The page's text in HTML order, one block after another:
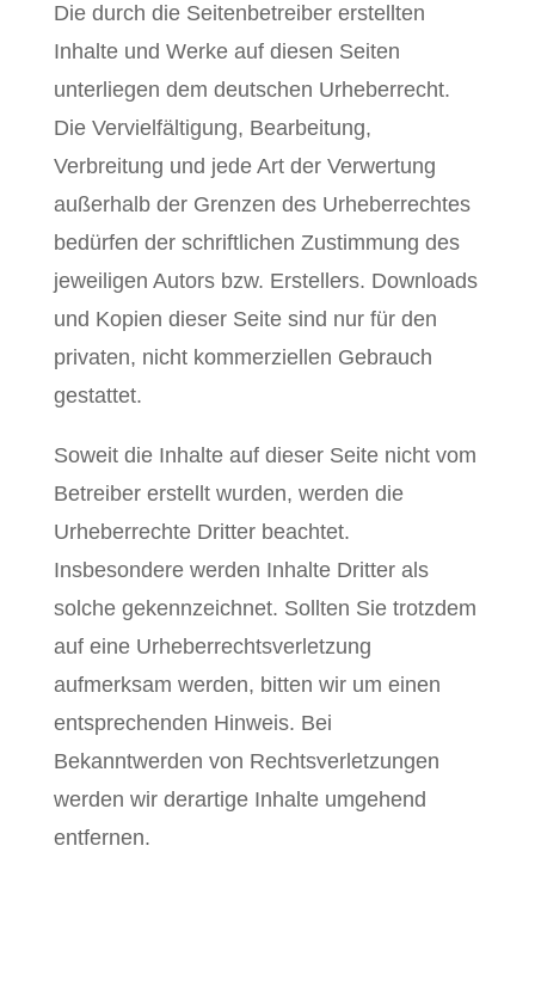
Die durch die Seitenbetreiber erstellten
Inhalte und Werke auf diesen Seiten
unterliegen dem deutschen Urheberrecht.
Die Vervielfältigung, Bearbeitung,
Verbreitung und jede Art der Verwertung
außerhalb der Grenzen des Urheberrechtes
bedürfen der schriftlichen Zustimmung des
jeweiligen Autors bzw. Erstellers. Downloads
und Kopien dieser Seite sind nur für den
privaten, nicht kommerziellen Gebrauch
gestattet.
Soweit die Inhalte auf dieser Seite nicht vom
Betreiber erstellt wurden, werden die
Urheberrechte Dritter beachtet.
Insbesondere werden Inhalte Dritter als
solche gekennzeichnet. Sollten Sie trotzdem
auf eine Urheberrechtsverletzung
aufmerksam werden, bitten wir um einen
entsprechenden Hinweis. Bei
Bekanntwerden von Rechtsverletzungen
werden wir derartige Inhalte umgehend
entfernen.